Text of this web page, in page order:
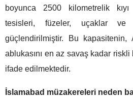
boyunca 2500 kilometrelik
tesisleri, füzeler, uçaklar ve
güçlendirilmiştir. Bu kapasitenin,
ablukasını en az savaş kadar
ifade edilmektedir.
İslamabad müzakereleri neden